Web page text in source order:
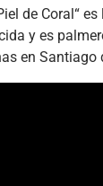
de Coral“
y es
en Santiago